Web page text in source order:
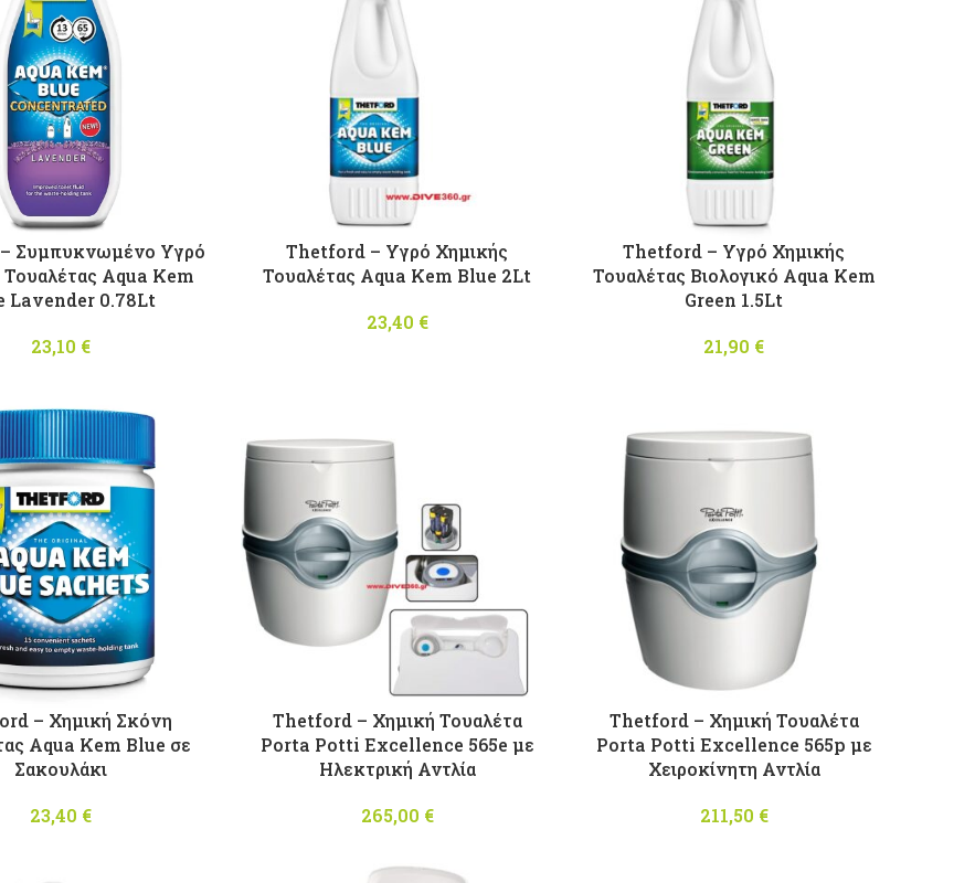
Συμπυκνωμένο Υγρό
Τουαλέτας Aqua Kem
Lavender 0.78Lt
23,10 €
Thetford – Υγρό Χημικής
Τουαλέτας Aqua Kem Blue 2Lt
23,40 €
Thetford – Υγρό Χημικής
Τουαλέτας Βιολογικό Aqua Kem
Green 1.5Lt
21,90 €
– Χημική Σκόνη
Aqua Kem Blue σε
Σακουλάκι
23,40 €
Thetford – Χημική Τουαλέτα
Porta Potti Excellence 565e με
Ηλεκτρική Αντλία
265,00 €
Thetford – Χημική Τουαλέτα
Porta Potti Excellence 565p με
Χειροκίνητη Αντλία
211,50 €